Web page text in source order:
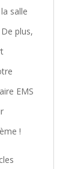
salle
plus,
EMS
!